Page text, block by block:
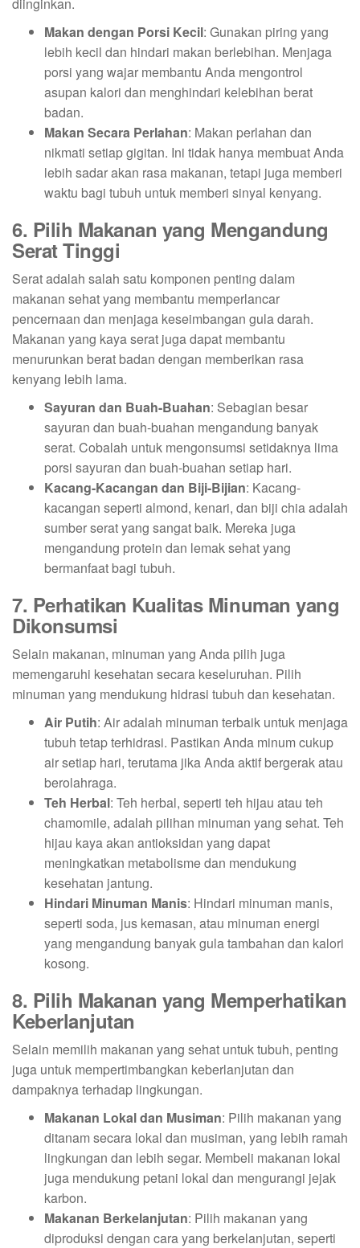
Makan dengan Porsi Kecil: Gunakan piring yang
lebih kecil dan hindari makan berlebihan. Menjaga
porsi yang wajar membantu Anda mengontrol
asupan kalori dan menghindari kelebihan berat
badan.
Makan Secara Perlahan: Makan perlahan dan
nikmati setiap gigitan. Ini tidak hanya membuat Anda
lebih sadar akan rasa makanan, tetapi juga memberi
waktu bagi tubuh untuk memberi sinyal kenyang.
6. Pilih Makanan yang Mengandung
Serat Tinggi
Serat adalah salah satu komponen penting dalam
makanan sehat yang membantu memperlancar
pencernaan dan menjaga keseimbangan gula darah.
Makanan yang kaya serat juga dapat membantu
menurunkan berat badan dengan memberikan rasa
kenyang lebih lama.
Sayuran dan Buah-Buahan: Sebagian besar
sayuran dan buah-buahan mengandung banyak
serat. Cobalah untuk mengonsumsi setidaknya lima
porsi sayuran dan buah-buahan setiap hari.
Kacang-Kacangan dan Biji-Bijian: Kacang-
kacangan seperti almond, kenari, dan biji chia adalah
sumber serat yang sangat baik. Mereka juga
mengandung protein dan lemak sehat yang
bermanfaat bagi tubuh.
7. Perhatikan Kualitas Minuman yang
Dikonsumsi
Selain makanan, minuman yang Anda pilih juga
memengaruhi kesehatan secara keseluruhan. Pilih
minuman yang mendukung hidrasi tubuh dan kesehatan.
Air Putih: Air adalah minuman terbaik untuk menjaga
tubuh tetap terhidrasi. Pastikan Anda minum cukup
air setiap hari, terutama jika Anda aktif bergerak atau
berolahraga.
Teh Herbal: Teh herbal, seperti teh hijau atau teh
chamomile, adalah pilihan minuman yang sehat. Teh
hijau kaya akan antioksidan yang dapat
meningkatkan metabolisme dan mendukung
kesehatan jantung.
Hindari Minuman Manis: Hindari minuman manis,
seperti soda, jus kemasan, atau minuman energi
yang mengandung banyak gula tambahan dan kalori
kosong.
8. Pilih Makanan yang Memperhatikan
Keberlanjutan
Selain memilih makanan yang sehat untuk tubuh, penting
juga untuk mempertimbangkan keberlanjutan dan
dampaknya terhadap lingkungan.
Makanan Lokal dan Musiman: Pilih makanan yang
ditanam secara lokal dan musiman, yang lebih ramah
lingkungan dan lebih segar. Membeli makanan lokal
juga mendukung petani lokal dan mengurangi jejak
karbon.
Makanan Berkelanjutan: Pilih makanan yang
diproduksi dengan cara yang berkelanjutan, seperti